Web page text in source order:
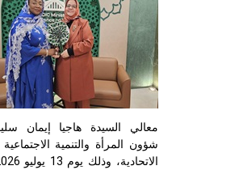
معالي السيدة هاجيا إيمان
شؤون المرأة والتنمية الاجتماعية